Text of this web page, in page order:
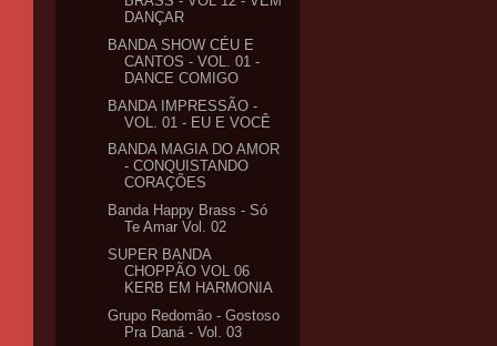
DANÇAR
BANDA SHOW CÉU E
CANTOS - VOL. 01 -
DANCE COMIGO
BANDA IMPRESSÃO -
VOL. 01 - EU E VOCÊ
BANDA MAGIA DO AMOR
- CONQUISTANDO
CORAÇÕES
Banda Happy Brass - Só
Te Amar Vol. 02
SUPER BANDA
CHOPPÃO VOL 06
KERB EM HARMONIA
Grupo Redomão - Gostoso
Pra Daná - Vol. 03